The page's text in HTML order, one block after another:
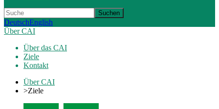
Suchen
DeutschEnglish
Über CAI
Über das CAI
Ziele
Kontakt
Über CAI
>Ziele